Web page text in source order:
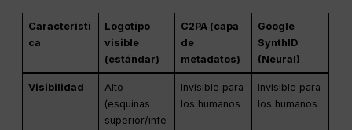
Característi
ca
Logotipo
visible
(estándar)
C2PA (capa
de
metadatos)
Google
SynthID
(Neural)
Visibilidad
Alto
(esquinas
superior/infe
Invisible para
los humanos
Invisible para
los humanos